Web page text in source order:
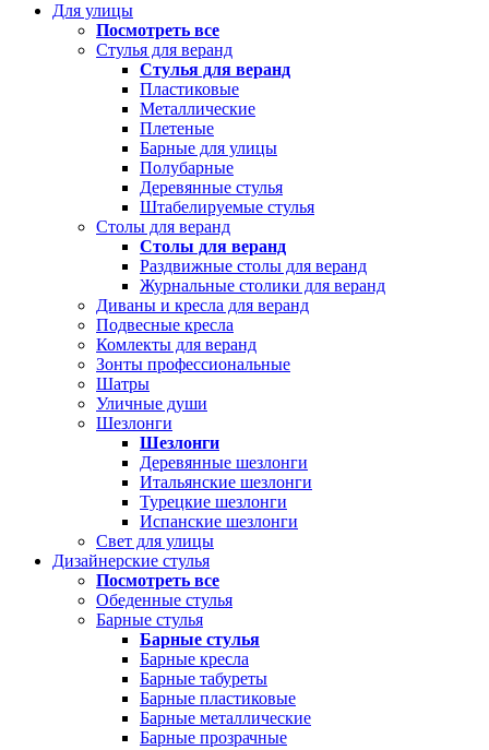
Для улицы
Посмотреть все
Стулья для веранд
Стулья для веранд
Пластиковые
Металлические
Плетеные
Барные для улицы
Полубарные
Деревянные стулья
Штабелируемые стулья
Столы для веранд
Столы для веранд
Раздвижные столы для веранд
Журнальные столики для веранд
Диваны и кресла для веранд
Подвесные кресла
Комлекты для веранд
Зонты профессиональные
Шатры
Уличные души
Шезлонги
Шезлонги
Деревянные шезлонги
Итальянские шезлонги
Турецкие шезлонги
Испанские шезлонги
Свет для улицы
Дизайнерские стулья
Посмотреть все
Обеденные стулья
Барные стулья
Барные стулья
Барные кресла
Барные табуреты
Барные пластиковые
Барные металлические
Барные прозрачные